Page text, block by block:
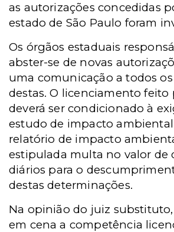
as autorizações concedidas
estado de São Paulo foram
Os órgãos estaduais
abster-se de novas
uma comunicação a todos
destas. O licenciamento feito
deverá ser condicionado à
estudo de impacto ambiental
relatório de impacto
estipulada multa no valor de
diários para o
destas determinações.
Na opinião do juiz
em cena a competência